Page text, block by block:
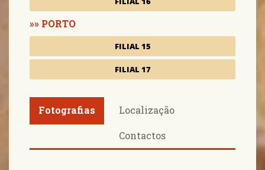
PORTO
FILIAL 15
FILIAL 17
Fotografias Localização
Contactos